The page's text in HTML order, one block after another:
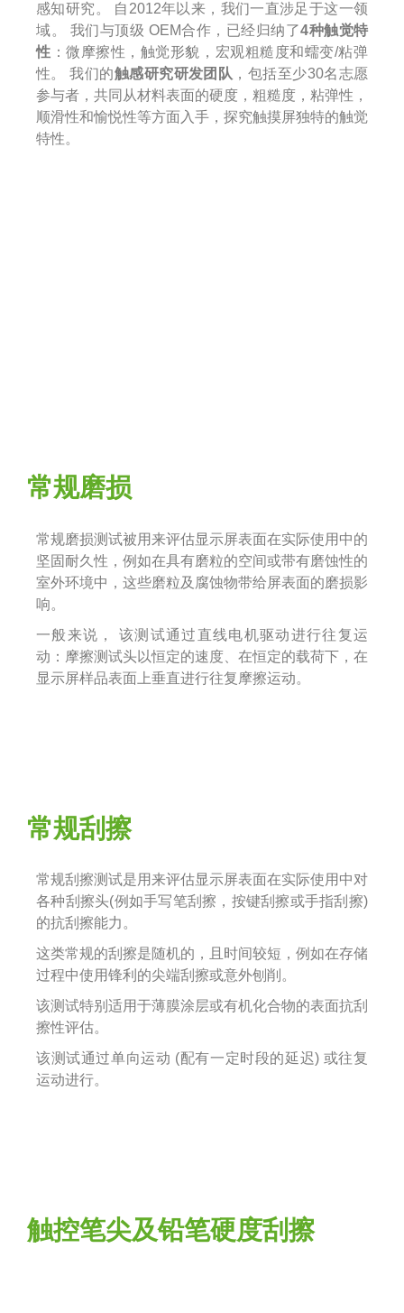
感知研究。 自2012年以来，我们一直涉足于这一领
域。 我们与顶级 OEM合作，已经归纳了4种触觉特
性 ：微摩擦性，触觉形貌，宏观粗糙度和蠕变/粘弹
性。 我们的触感研究研发团队 ，包括至少30名志愿
参与者，共同从材料表面的硬度，粗糙度，粘弹性，
顺滑性和愉悦性等方面入手，探究触摸屏独特的触觉
特性。
常规磨损
常规磨损测试被用来评估显示屏表面在实际使用中的
坚固耐久性，例如在具有磨粒的空间或带有磨蚀性的
室外环境中 ，这些磨粒及腐蚀物带给屏表面的磨损影
响。
一般来说， 该测试通过直线电机驱动进行往复运
动：摩擦测试头以恒定的速度、在恒定的载荷下，在
显示屏样品表面上垂直进行往复摩擦运动。
常规刮擦
常规刮擦测试是用来评估显示屏表面在实际使用中对
各种刮擦头(例如手写笔刮擦，按键刮擦或手指刮擦)
的抗刮擦能力。
这类常规的刮擦是随机的，且时间较短，例如在存储
过程中使用锋利的尖端刮擦或意外刨削。
该测试特别适用于薄膜涂层或有机化合物的表面抗刮
擦性评估。
该测试通过单向运动 (配有一定时段的延迟) 或往复
运动进行。
触控笔尖及铅笔硬度刮擦